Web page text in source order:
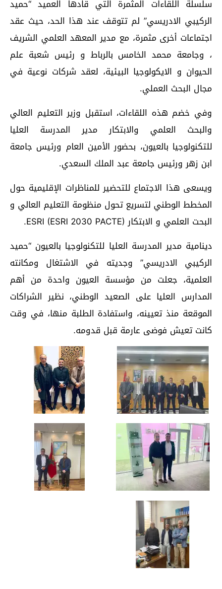
سلسلة اللقاءات المثمرة التي قادها العميد “حميد
الركيبي الادريسي” لم تتوقف عند هذا الحد، حيث عقد
اجتماعات أخرى مثمرة، مع مدير المعهد العلمي الشريف
، وجامعة محمد الخامس بالرباط و رئيس شعبة علم
الحيوان و الايكولوجيا البيئية، لعقد شركات نوعية في
مجال البحث العملي.
وفي خضم هذه اللقاءات، استقبل وزير التعليم العالي
والبحث العلمي والابتكار مدير المدرسة العليا
للتكنولوجيا بالعيون، بحضور الأمين العام ورئيس جامعة
ابن زهر ورئيس جامعة عبد الملك السعدي.
ويسعى هذا الاجتماع للتحضير للمناظرات الإقليمية حول
المخطط الوطني لتسريع تحول منظومة التعليم العالي و
البحت العلمي و الابتكار ESRI (ESRI 2030 PACTE).
دينامية مدير المدرسة العليا للتكنولوجيا بالعيون “حميد
الركيبي الادريسي” وجديته في الاشتغال ومكانته
العلمية، جعلت من مؤسسة العيون واحدة من أهم
المدارس العليا على الصعيد الوطني، نظير الشراكات
الموقعة منذ تعيينه، واستفادة الطلبة منها، في وقت
كانت تعيش فوضى عارمة قبل قدومه.